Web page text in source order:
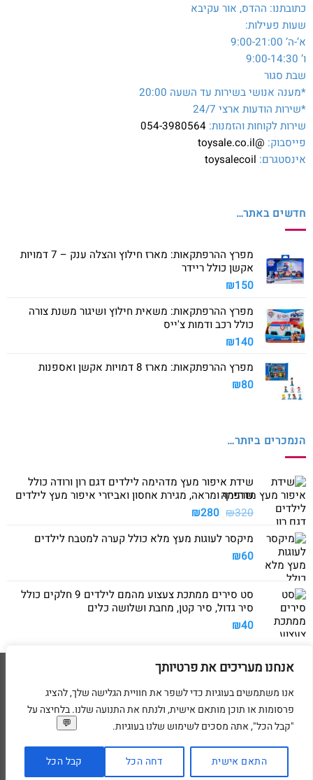
אנחנו מעריכים את פרטיותך
אנו משתמשים בעוגיות כדי לשפר את חוויית הגלישה שלך, להציג
פרסומות או תוכן מותאם אישית, ולנתח את התנועה שלנו. בלחיצה על
"קבל הכל", אתה מסכים לשימוש שלנו בעוגיות.
התאם אישית דחה הכל קבל הכל
כתובתנו: ההדס, אור עקיבא
שעות פעילות:
א’-ה’ 9:00-21:00
ו’ 9:00-14:30
שבת סגור
*מענה אנושי בשירות עד השעה 20:00
*שירות הודעות ארצי 24/7
שירות לקוחות והזמנות: 054-3980564
פייסבוק: @toysale.co.il
אינסטגרם: toysalecoil
חדשים באתר…
מפרץ ההרפתקאות: מארז חילוץ והצלה ענק – 7 דמויות
אקשן כולל ריידר
₪150
מפרץ ההרפתקאות: משאית חילוץ ושיגור משנת צורה
כולל רכב ודמות צ'ייס
₪140
מפרץ ההרפתקאות: מארז 8 דמויות אקשן ואספנות
₪80
הנמכרים ביותר…
שידת איפור מעץ מדהימה לילדים דגם רון ורודה כולל
שרפרף ומראה, מגירת אחסון ואביזרי איפור מעץ לילדים
₪320
המחיר
היה:
₪280 המחיר
הוא:
מיקסר לעוגות מעץ מלא כולל קערה למטבח לילדים
₪60
סט סירים ממתכת צעצוע מהמם לילדים 9 חלקים כולל
סיר גדול, סיר קטן, מחבת ושלושה כלים
₪40
Visa
MasterCard
Express
2
דף הבית מדיניות משלוחים מדיניות החזרת מוצרים תקנון מדיניות פרטיות
הסדרי נגישות בקשת מחיקת פרטים אישיים
בניית ועיצוב אתרי מסחר Code&Concept Copyright 2026 ©